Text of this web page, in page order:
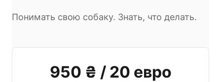
Понимать свою собаку. Знать, что делать.
950 ₴ / 20 евро